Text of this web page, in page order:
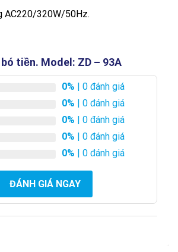
AC220/320W/50Hz.
tiền. Model: ZD – 93A
0% | 0 đánh giá
0% | 0 đánh giá
0% | 0 đánh giá
0% | 0 đánh giá
0% | 0 đánh giá
ĐÁNH GIÁ NGAY